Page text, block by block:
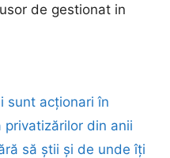
de gestionat in
sunt acționari în
din anii
să știi și de unde îți